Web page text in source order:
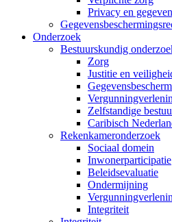
Privacy en
Onderzoek
Bestuurskundig
Zorg
Justitie en
Zelfstandige
Caribisch
Rekenkameronderzoek
Sociaal domein
Inwonerparticipatie
Beleidsevaluatie
Ondermijning
Integriteit